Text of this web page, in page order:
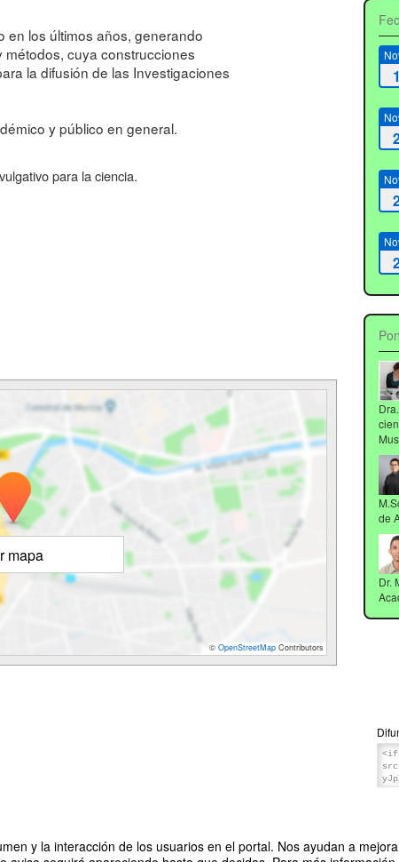
y la interacción de los usuarios en el portal. Nos ayudan a
en los últimos años, generando
cuya construcciones
la difusión de las Investigaciones
y público en general.
para la ciencia.
mapa
© OpenStreetMap Contributors
de
Dr.